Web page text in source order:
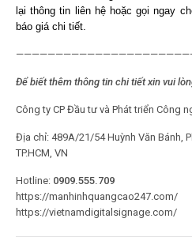
lại thông tin liên hệ hoặc gọi ngay
báo giá chi tiết.
Để biết thêm thông tin chi tiết xin vui
Công ty CP Đầu tư và Phát triển Công
Địa chỉ: 489A/21/54 Huỳnh Văn Bánh,
TP.HCM, VN
Hotline: 0909.555.709
https://manhinhquangcao247.com/
https://vietnamdigitalsignage.com/